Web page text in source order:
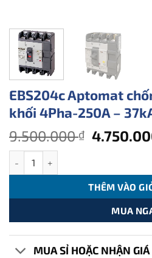
EBS204c Aptomat
khối 4Pha-250A –
9.500.000₫ Giá
THÊM VÀO
MUA
MUA SỈ HOẶC NHẬN